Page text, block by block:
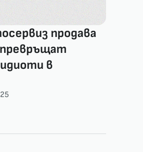
продава
в